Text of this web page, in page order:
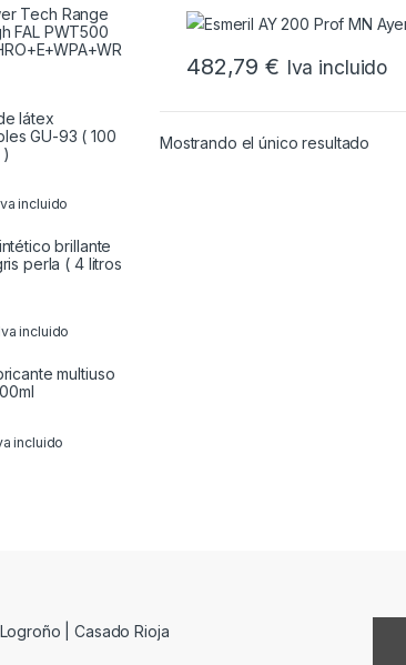
482,79€ Iva incluido
Mostrando el único resultado
Tech Range
FAL PWT500
látex
GU-93 ( 100
incluido
brillante
perla ( 4 litros
incluido
multiuso
incluido